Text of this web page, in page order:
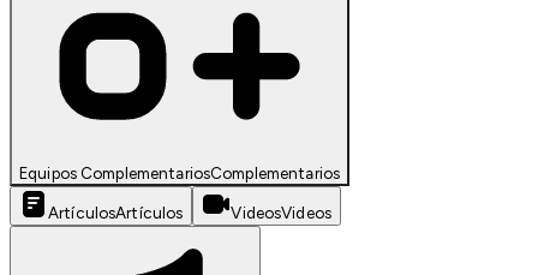
Equipos ComplementariosComplementarios
ArtículosArtículos VideosVideos